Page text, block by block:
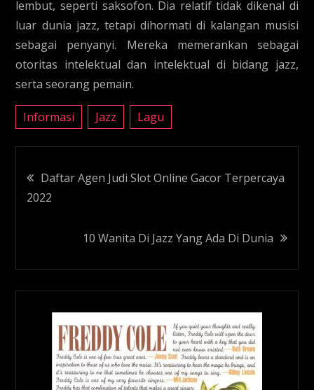
lembut, seperti saksofon. Dia relatif tidak dikenal di
luar dunia jazz, tetapi dihormati di kalangan musisi
sebagai penyanyi. Mereka memerankan sebagai
otoritas intelektual dan intelektual di bidang jazz,
serta seorang pemain.
Informasi Jazz Lagu
Navigasi
pos
Daftar Agen Judi Slot Online Gacor Terpercaya
2022
10 Wanita Di Jazz Yang Ada Di Dunia